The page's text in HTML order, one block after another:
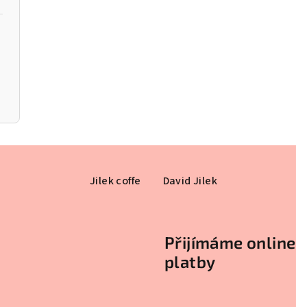
Jilek coffe David Jilek
Přijímáme online
platby